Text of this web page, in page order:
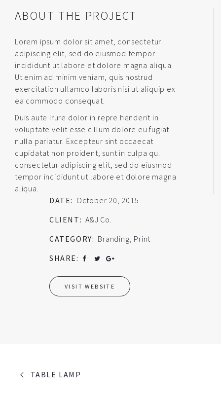
ABOUT THE PROJECT
Lorem ipsum dolor sit amet, consectetur
adipiscing elit, sed do eiusmod tempor
incididunt ut labore et dolore magna aliqua.
Ut enim ad minim veniam, quis nostrud
exercitation ullamco laboris nisi ut aliquip ex
ea commodo consequat.
Duis aute irure dolor in repre henderit in
voluptate velit esse cillum dolore eu fugiat
nulla pariatur. Excepteur sint occaecat
cupidatat non proident, sunt in culpa qu.
consectetur adipiscing elit, sed do eiusmod
tempor incididunt ut labore et dolore magna
aliqua.
DATE: October 20, 2015
CLIENT: A&J Co.
CATEGORY: Branding Print
SHARE:
VISIT WEBSITE
PORTFOLIO
TABLE LAMP